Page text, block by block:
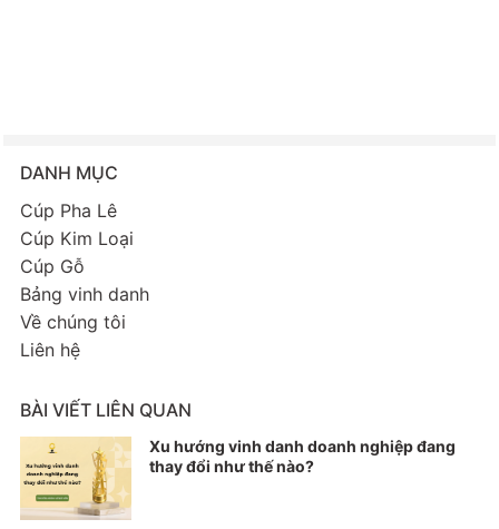
DANH MỤC
Cúp Pha Lê
Cúp Kim Loại
Cúp Gỗ
Bảng vinh danh
Về chúng tôi
Liên hệ
BÀI VIẾT LIÊN QUAN
Xu hướng vinh danh doanh nghiệp đang
thay đổi như thế nào?